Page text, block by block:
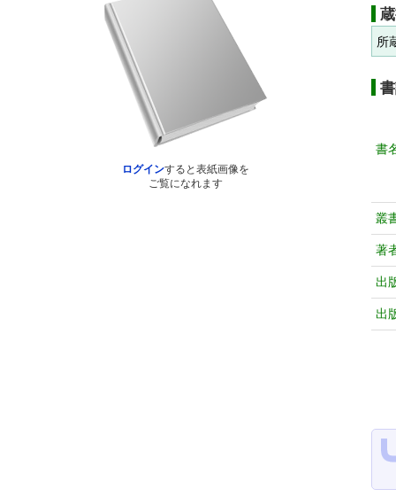
ログインすると表紙画像を
ご覧になれます
所
書
叢
著
出
出